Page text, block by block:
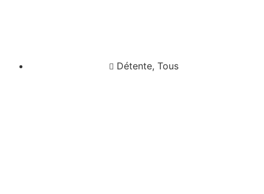
Détente, Tous